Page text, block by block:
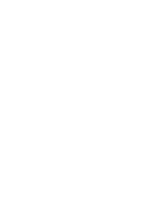
активности во 2